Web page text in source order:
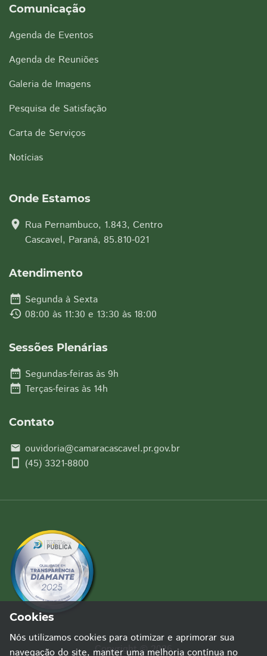
Comunicação
Agenda de Eventos
Agenda de Reuniões
Galeria de Imagens
Pesquisa de Satisfação
Carta de Serviços
Notícias
Onde Estamos
location_on Rua Pernambuco, 1.843, Centro
Cascavel, Paraná, 85.810-021
Atendimento
date_range Segunda à Sexta
history 08:00 às 11:30 e 13:30 às 18:00
Sessões Plenárias
date_range Segundas-feiras às 9h
date_range Terças-feiras às 14h
Contato
email ouvidoria@camaracascavel.pr.gov.br
smartphone (45) 3321-8800
Copyright © 2026
Cookies
Nós utilizamos cookies para otimizar e aprimorar sua
navegação do site, manter uma melhoria contínua no